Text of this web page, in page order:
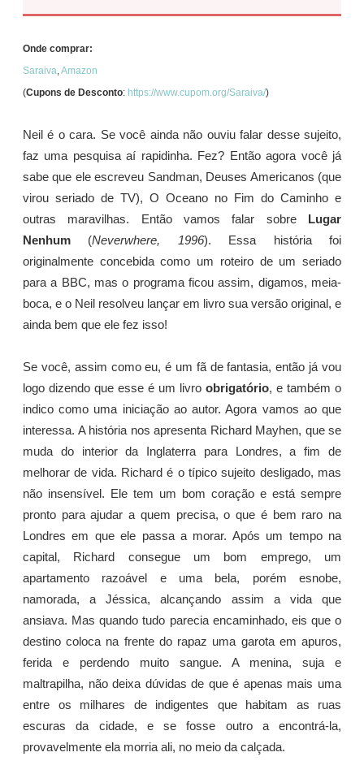
Onde comprar:
Saraiva Amazon
(Cupons de Desconto: https://www.cupom.org/Saraiva/)
Neil é o cara. Se você ainda não ouviu falar desse sujeito,
faz uma pesquisa aí rapidinha. Fez? Então agora você já
sabe que ele escreveu Sandman, Deuses Americanos (que
virou seriado de TV), O Oceano no Fim do Caminho e
outras maravilhas. Então vamos falar sobre
Lugar
Nenhum (Neverwhere, 1996). Essa história foi
originalmente concebida como um roteiro de um seriado
para a BBC, mas o programa ficou assim, digamos, meia-
boca, e o Neil resolveu lançar em livro sua versão original, e
ainda bem que ele fez isso!
Se você, assim como eu, é um fã de fantasia, então já vou
logo dizendo que esse é um livro obrigatório, e também o
indico como uma iniciação ao autor. Agora vamos ao que
interessa. A história nos apresenta Richard Mayhen, que se
muda do interior da Inglaterra para Londres, a fim de
melhorar de vida. Richard é o típico sujeito desligado, mas
não insensível. Ele tem um bom coração e está sempre
pronto para ajudar a quem precisa, o que é bem raro na
Londres em que ele passa a morar. Após um tempo na
capital, Richard consegue um bom emprego, um
apartamento razoável e uma bela, porém esnobe,
namorada, a Jéssica, alcançando assim a vida que
ansiava. Mas quando tudo parecia encaminhado, eis que o
destino coloca na frente do rapaz uma garota em apuros,
ferida e perdendo muito sangue. A menina, suja e
maltrapilha, não deixa dúvidas de que é apenas mais uma
entre os milhares de indigentes que habitam as ruas
escuras da cidade, e se fosse outro a encontrá-la,
provavelmente ela morria ali, no meio da calçada.